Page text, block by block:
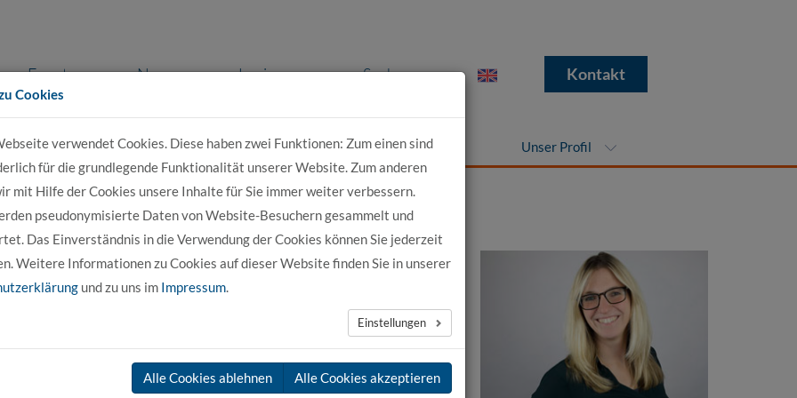
Events News Login Suche Kontakt
Bewerber Für Studierende Für Unternehmen Unser Profil
in privater Trägerschaft mit Sitz in Buxtehude versteht sich für den
Hamburg als innovativer Forschungs- und Bildungsdienstleister
. Aktuell sind ca. 1.100 Studierende in acht dualen
Cookies
verwendet Cookies. Diese haben zwei Funktionen: Zum einen sind
für die grundlegende Funktionalität unserer Website. Zum anderen
mit Hilfe der Cookies unsere Inhalte für Sie immer weiter verbessern.
pseudonymisierte Daten von Website-Besuchern gesammelt und
Das Einverständnis in die Verwendung der Cookies können Sie jederzeit
Weitere Informationen zu Cookies auf dieser Website finden Sie in unserer
und zu uns im Impressum.
Einstellungen
Alle Cookies ablehnen Alle Cookies akzeptieren